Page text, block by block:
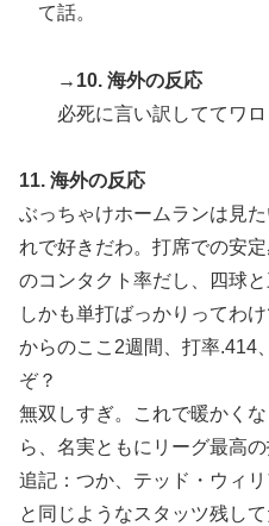
て話。
→10. 海外の反応
必死に言い訳しててワロ
11. 海外の反応
ぶっちゃけホームランは見
れで好きだわ。打席での安
のコンタクト率だし、四球
しかも単打ばっかりってわ
からのここ2週間、打率.414
ぞ？
無双しすぎ。これで暖かく
ら、名実ともにリーグ最高の
追記：つか、テッド・ウィ
と同じようなスタッツ残し